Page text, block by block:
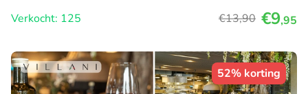
Verkocht: 125
€13,90 €9,95
52% korting